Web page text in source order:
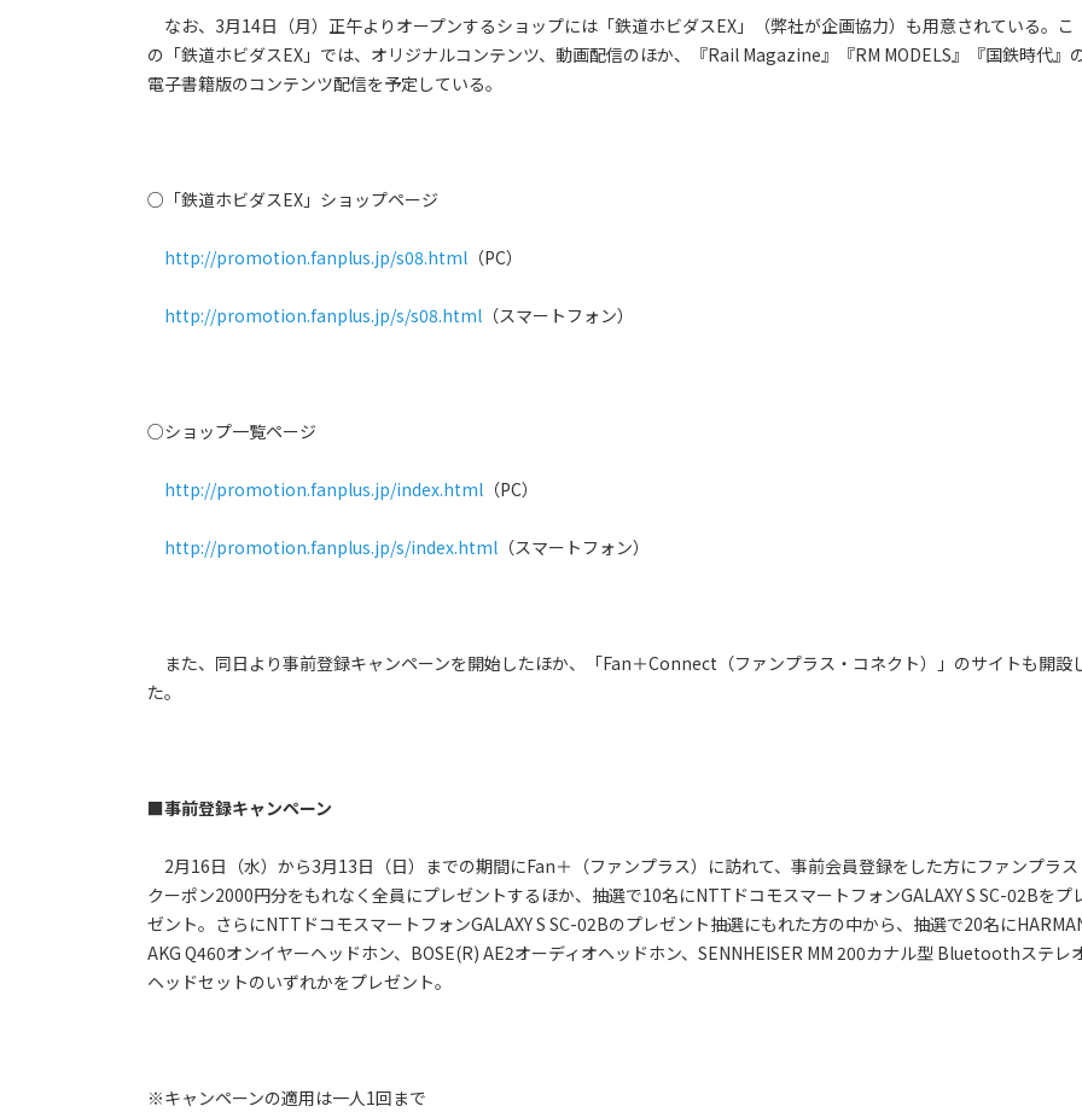
なお、3月14日（月）正午よりオープンするショップには「鉄道ホビダスEX」（弊社が企画協力）も用意されている。こ
の「鉄道ホビダスEX」では、オリジナルコンテンツ、動画配信のほか、『Rail Magazine』『RM MODELS』『国鉄時代』
電子書籍版のコンテンツ配信を予定している。
○「鉄道ホビダスEX」ショップページ
http://promotion.fanplus.jp/s08.html （PC）
http://promotion.fanplus.jp/s/s08.html （スマートフォン）
○ショップ一覧ページ
http://promotion.fanplus.jp/index.html （PC）
http://promotion.fanplus.jp/s/index.html （スマートフォン）
また、同日より事前登録キャンペーンを開始したほか、「Fan＋Connect（ファンプラス・コネクト）」のサイトも開設
た。
■事前登録キャンペーン
2月16日（水）から3月13日（日）までの期間にFan＋（ファンプラス）に訪れて、事前会員登録をした方にファンプラス
クーポン2000円分をもれなく全員にプレゼントするほか、抽選で10名にNTTドコモスマートフォンGALAXY S SC-02Bをプ
ゼント。さらにNTTドコモスマートフォンGALAXY S SC-02Bのプレゼント抽選にもれた方の中から、抽選で20名に
AKG Q460オンイヤーヘッドホン、BOSE(R) AE2オーディオヘッドホン、SENNHEISER MM 200カナル型 Bluetoothステレ
ヘッドセットのいずれかをプレゼント。
※キャンペーンの適用は一人1回まで